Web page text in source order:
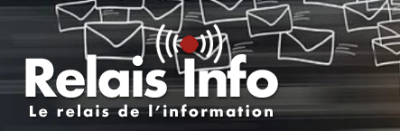
Aller
contenu